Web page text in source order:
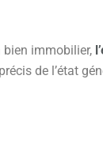
bien immobilier,
de l’état